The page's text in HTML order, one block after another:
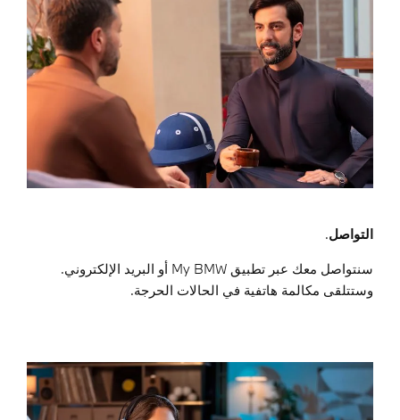
التواصل.
سنتواصل معك عبر تطبيق My BMW أو البريد الإلكتروني.
وستتلقى مكالمة هاتفية في الحالات الحرجة.